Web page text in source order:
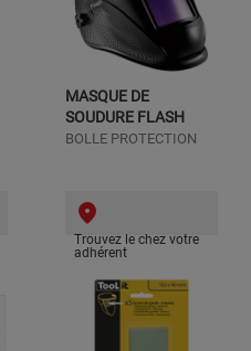
MASQUE DE
SOUDURE FLASH
BOLLE PROTECTION
Trouvez le chez votre
adhérent